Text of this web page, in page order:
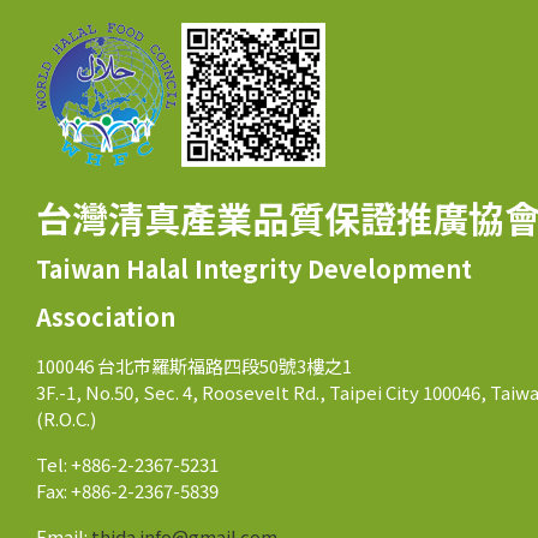
台灣清真產業品質保證推廣協
Taiwan Halal Integrity Development
Association
100046 台北市羅斯福路四段50號3樓之1
3F.-1, No.50, Sec. 4, Roosevelt Rd., Taipei City 100046,
(R.O.C.)
Tel: +886-2-2367-5231
Fax: +886-2-2367-5839